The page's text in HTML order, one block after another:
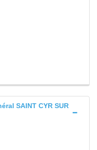
SAINT CYR SUR